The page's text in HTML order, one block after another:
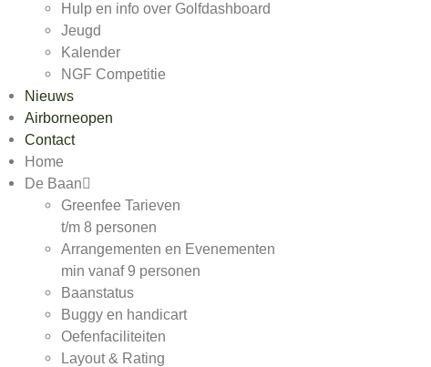
Hulp en info over Golfdashboard
Jeugd
Kalender
NGF Competitie
Nieuws
Airborneopen
Contact
Home
De Baan
Greenfee Tarieven
t/m 8 personen
Arrangementen en Evenementen
min vanaf 9 personen
Baanstatus
Buggy en handicart
Oefenfaciliteiten
Layout & Rating